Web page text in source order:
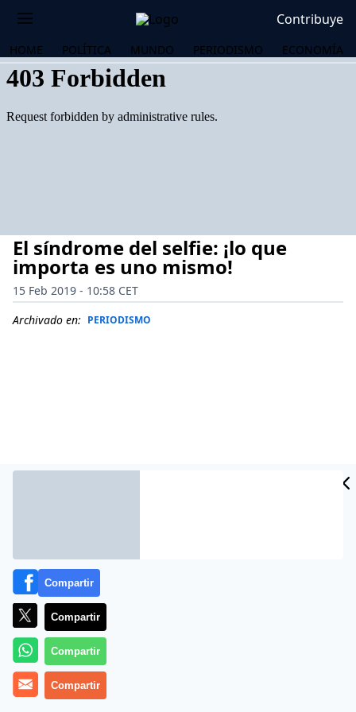
Contribuye
HOME POLÍTICA MUNDO PERIODISMO ECONOMÍA
El síndrome del selfie: ¡lo que
importa es uno mismo!
15 Feb 2019 - 10:58 CET
Archivado en: PERIODISMO
Compartir
Compartir
Compartir
Compartir